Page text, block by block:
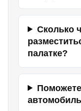
Сколько
палатке?